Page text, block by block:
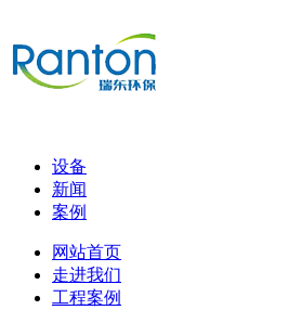
设备
新闻
案例
网站首页
走进我们
工程案例